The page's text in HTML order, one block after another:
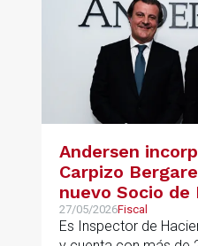
Andersen
Carpizo
nuevo Socio de
responsable de
ibérica de
27/05/2026Fiscal
Es Inspector de